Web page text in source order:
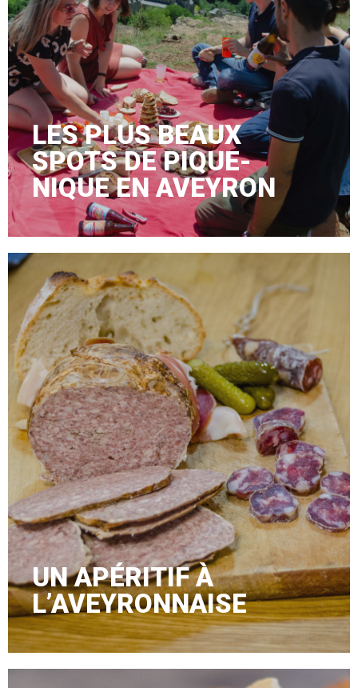
LES PLUS BEAUX
SPOTS DE PIQUE-
NIQUE EN AVEYRON
UN APÉRITIF À
L’AVEYRONNAISE